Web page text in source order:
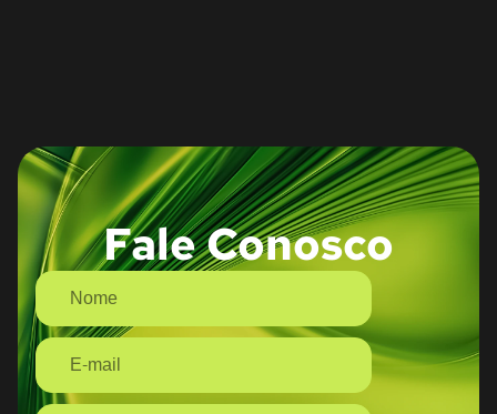
Fale Conosco